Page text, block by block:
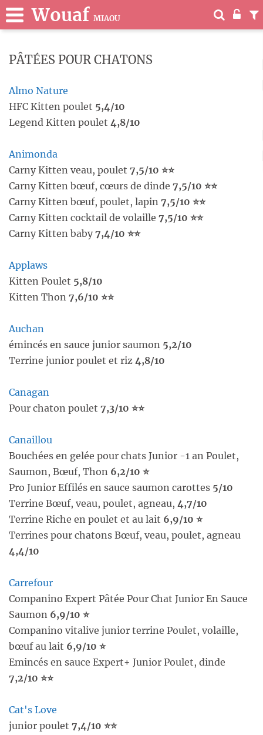
Wouaf MIAOU
PÂTÉES POUR CHATONS
Almo Nature
HFC Kitten poulet 5,4/10
Legend Kitten poulet 4,8/10
Animonda
Carny Kitten veau, poulet 7,5/10 ⭐⭐
Carny Kitten bœuf, cœurs de dinde 7,5/10 ⭐⭐
Carny Kitten bœuf, poulet, lapin 7,5/10 ⭐⭐
Carny Kitten cocktail de volaille 7,5/10 ⭐⭐
Carny Kitten baby 7,4/10 ⭐⭐
Applaws
Kitten Poulet 5,8/10
Kitten Thon 7,6/10 ⭐⭐
Auchan
émincés en sauce junior saumon 5,2/10
Terrine junior poulet et riz 4,8/10
Canagan
Pour chaton poulet 7,3/10 ⭐⭐
Canaillou
Bouchées en gelée pour chats Junior -1 an Poulet,
Saumon, Bœuf, Thon 6,2/10 ⭐
Pro Junior Effilés en sauce saumon carottes 5/10
Terrine Bœuf, veau, poulet, agneau, 4,7/10
Terrine Riche en poulet et au lait 6,9/10 ⭐
Terrines pour chatons Bœuf, veau, poulet, agneau
4,4/10
Carrefour
Companino Expert Pâtée Pour Chat Junior En Sauce
Saumon 6,9/10 ⭐
Companino vitalive junior terrine Poulet, volaille,
bœuf au lait 6,9/10 ⭐
Emincés en sauce Expert+ Junior Poulet, dinde
7,2/10 ⭐⭐
Cat's Love
junior poulet 7,4/10 ⭐⭐